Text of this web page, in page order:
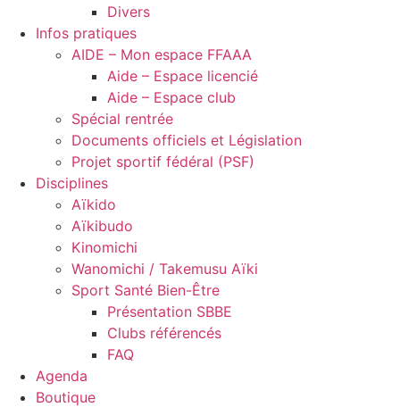
Divers
Infos pratiques
AIDE – Mon espace FFAAA
Aide – Espace licencié
Aide – Espace club
Spécial rentrée
Documents officiels et Législation
Projet sportif fédéral (PSF)
Disciplines
Aïkido
Aïkibudo
Kinomichi
Wanomichi / Takemusu Aïki
Sport Santé Bien-Être
Présentation SBBE
Clubs référencés
FAQ
Agenda
Boutique